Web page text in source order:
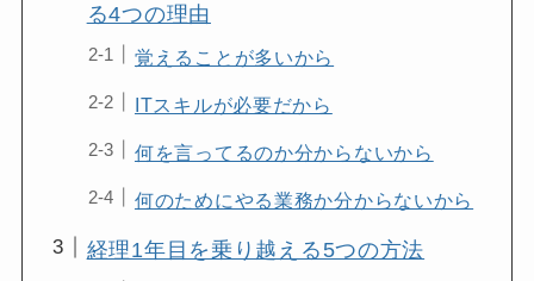
る4つの理由
覚えることが多いから
ITスキルが必要だから
何を言ってるのか分からないから
何のためにやる業務か分からないから
経理1年目を乗り越える5つの方法